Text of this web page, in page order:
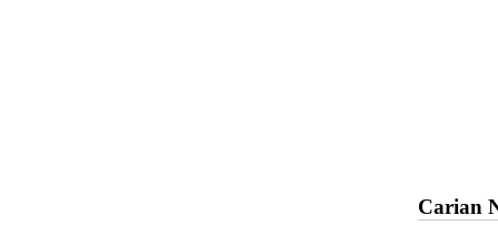
Carian